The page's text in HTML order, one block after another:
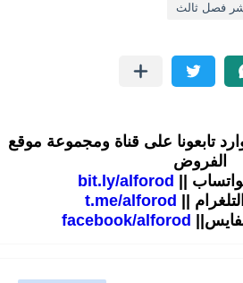
فصل ثالث
تابعونا على قناة ومجموعة موقع
الفروض
||
bit.ly/alforod
||
t.me/alforod
facebook/alforod